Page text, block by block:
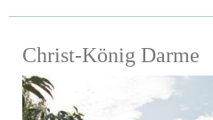
Christ-König Darme